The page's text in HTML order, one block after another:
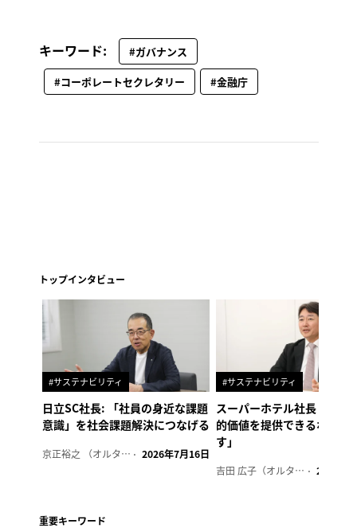
キーワード:
#ガバナンス
#コーポレートセクレタリー
#金融庁
トップインタビュー
#サステナビリティ
日立SC社長: 「社員の身近な課題
意識」を社会課題解決につなげる
京正裕之 （オルタナ副編集長） 2026年7月16日
#サステナビリティ
スーパーホテル社長「地域
的価値を提供できるホテル
す」
吉田 広子（オルタナ輪番編集長） 2026年6
重要キーワード